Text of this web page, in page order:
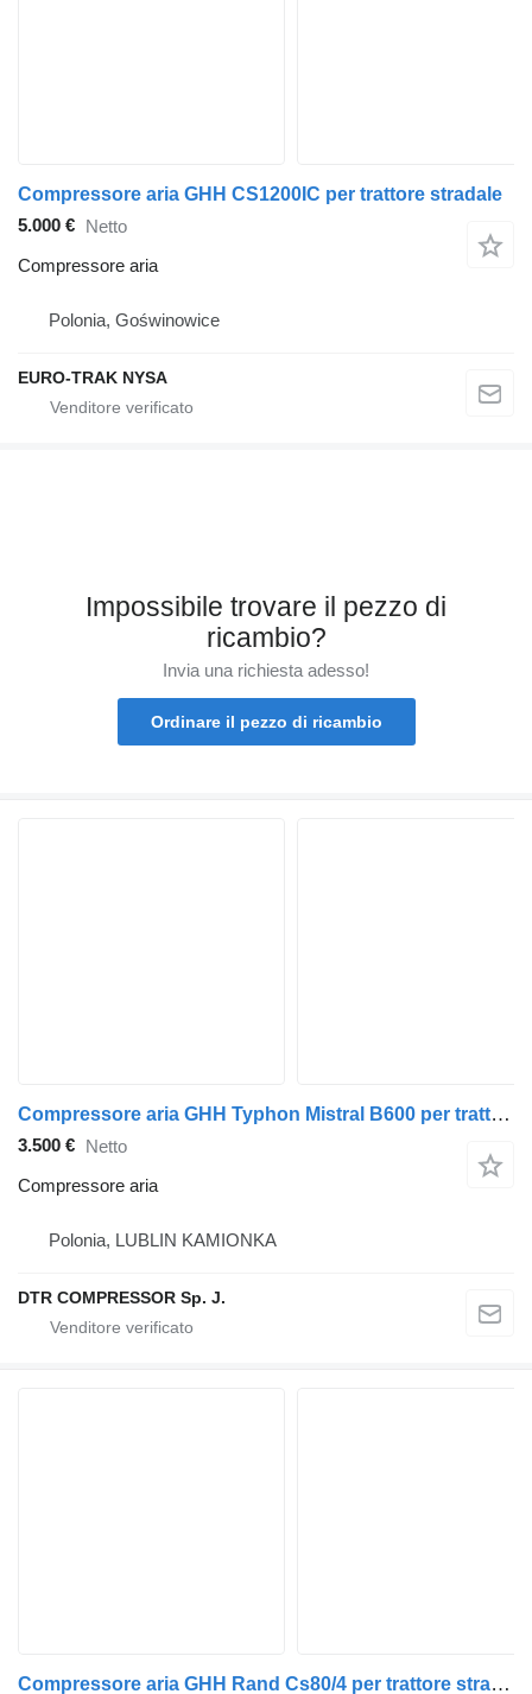
Compressore aria GHH CS1200IC per trattore stradale
5.000 € Netto
Compressore aria
Polonia, Goświnowice
EURO-TRAK NYSA
Impossibile trovare il pezzo di
ricambio?
Invia una richiesta adesso!
Ordinare il pezzo di ricambio
Compressore aria GHH Typhon Mistral B600 per trattore stradale
3.500 € Netto
Compressore aria
Polonia, LUBLIN KAMIONKA
DTR COMPRESSOR Sp. J.
Compressore aria GHH Rand Cs80/4 per trattore stradale